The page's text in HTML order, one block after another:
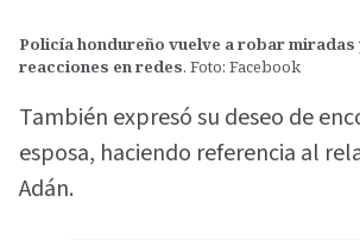
Policía hondureño vuelve a robar miradas
reacciones en redes. Foto: Facebook
También expresó su deseo de
esposa, haciendo referencia al
Adán.